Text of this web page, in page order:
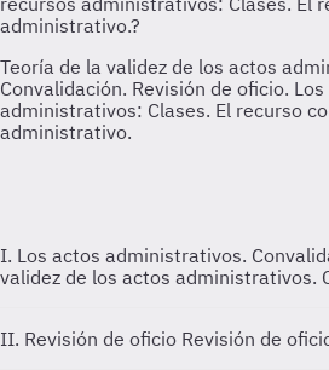
I. Los actos administrativos.
validez de los actos administrativos.
II. Revisión de oficio Revisión de